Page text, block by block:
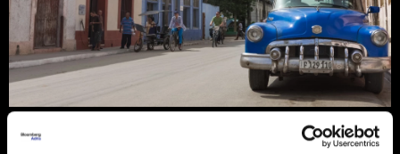
Trump protiv Castra: Meta postaje